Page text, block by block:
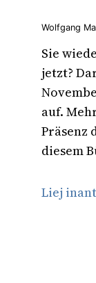
Wolfgang
Sie
jetzt?
auf.
Präsenz
diesem
Liej